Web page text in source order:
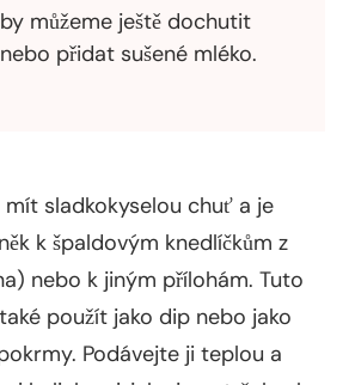
můžeme ještě dochutit
přidat sušené mléko.
mít sladkokyselou chuť a je
k špaldovým knedlíčkům z
nebo k jiným přílohám. Tuto
použít jako dip nebo jako
Podávejte ji teplou a